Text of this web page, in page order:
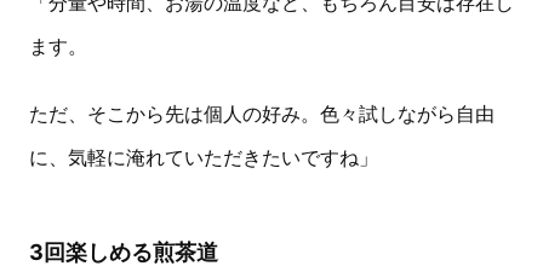
ます。
ただ、そこから先は個人の好み。色々試しながら自由
に、気軽に淹れていただきたいですね」
3回楽しめる煎茶道